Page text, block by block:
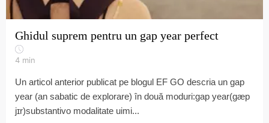
Ghidul suprem pentru un gap year perfect
4 min
Un articol anterior publicat pe blogul EF GO descria un gap
year (an sabatic de explorare) în două moduri:gap year(gæp
jɪr)substantivo modalitate uimi...